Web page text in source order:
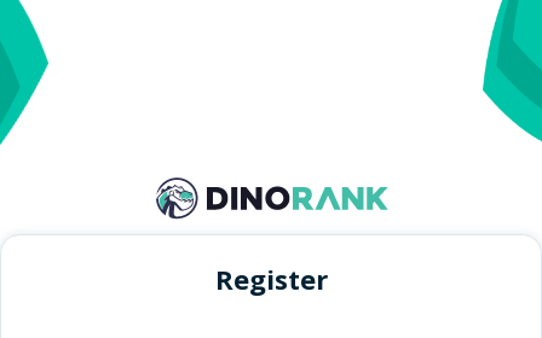
Register